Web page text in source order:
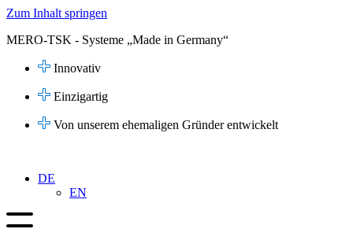
Zum Inhalt springen
MERO-TSK - Systeme „Made in Germany“
Innovativ
Einzigartig
Von unserem ehemaligen Gründer entwickelt
DE
EN